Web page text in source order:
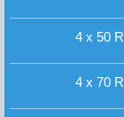
4 x 50
4 x 70